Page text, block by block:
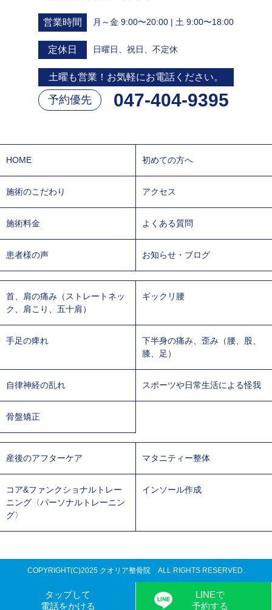
タップして
電話をかける
LINEで
予約する
営業時間 月～金 9:00〜20:00 | 土 9:00〜18:00
定休日 日曜日、祝日、不定休
土曜も営業！お気軽にお電話ください。
予約優先 047-404-9395
HOME 初めての方へ
施術のこだわり アクセス
施術料金 よくある質問
患者様の声 お知らせ・ブログ
首、肩の痛み（ストレートネッ
ク、肩こり、五十肩）
ギックリ腰
手足の痺れ
下半身の痛み、歪み（腰、股、
膝、足）
自律神経の乱れ スポーツや日常生活による怪我
骨盤矯正
産後のアフターケア マタニティー整体
コア&ファンクショナルトレー
ニング〈パーソナルトレーニン
グ〉
インソール作成
COPYRIGHT(C)2025 クオリア整骨院 ALL RIGHTS RESERVED.